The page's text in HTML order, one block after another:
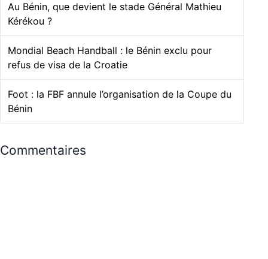
Au Bénin, que devient le stade Général Mathieu
Kérékou ?
Mondial Beach Handball : le Bénin exclu pour
refus de visa de la Croatie
Foot : la FBF annule l’organisation de la Coupe du
Bénin
Commentaires